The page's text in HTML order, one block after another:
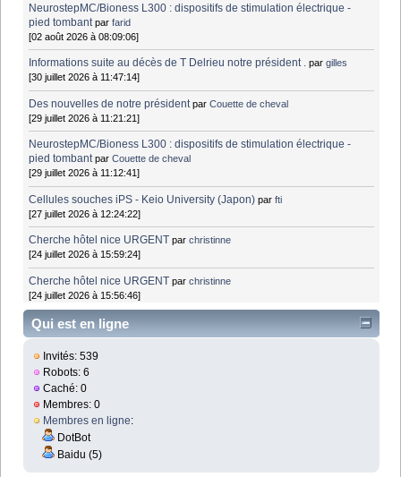
NeurostepMC/Bioness L300 : dispositifs de stimulation électrique -
pied tombant parfarid
[02 août 2026 à 08:09:06]
Informations suite au décès de T Delrieu notre président . pargilles
[30 juillet 2026 à 11:47:14]
Des nouvelles de notre président parCouette de cheval
[29 juillet 2026 à 11:21:21]
NeurostepMC/Bioness L300 : dispositifs de stimulation électrique -
pied tombant parCouette de cheval
[29 juillet 2026 à 11:12:41]
Cellules souches iPS - Keio University (Japon) parfti
[27 juillet 2026 à 12:24:22]
Cherche hôtel nice URGENT parchristinne
[24 juillet 2026 à 15:59:24]
Cherche hôtel nice URGENT parchristinne
[24 juillet 2026 à 15:56:46]
Qui est en ligne
Invités: 539
Robots: 6
Caché: 0
Membres: 0
Membres en ligne:
DotBot
Baidu (5)